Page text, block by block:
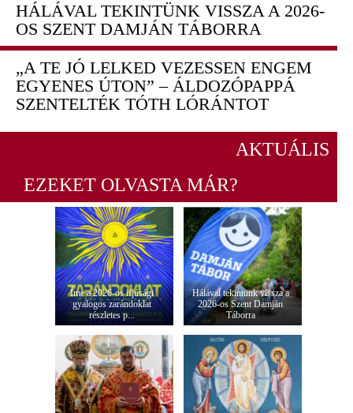
HÁLÁVAL TEKINTÜNK VISSZA A 2026-
OS SZENT DAMJÁN TÁBORRA
„A TE JÓ LELKED VEZESSEN ENGEM
EGYENES ÚTON” – ÁLDOZÓPAPPÁ
SZENTELTÉK TÓTH LÓRÁNTOT
AKTUÁLIS
EZEKET OLVASTA MÁR?
Íme a 2026-os ifjúsági
gyalogos zarándoklat
részletes p...
Hálával tekintünk vissza a
2026-os Szent Damján
Táborra